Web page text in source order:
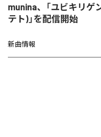
munina、「ユビキリ
テト)」を配信開始
新曲情報